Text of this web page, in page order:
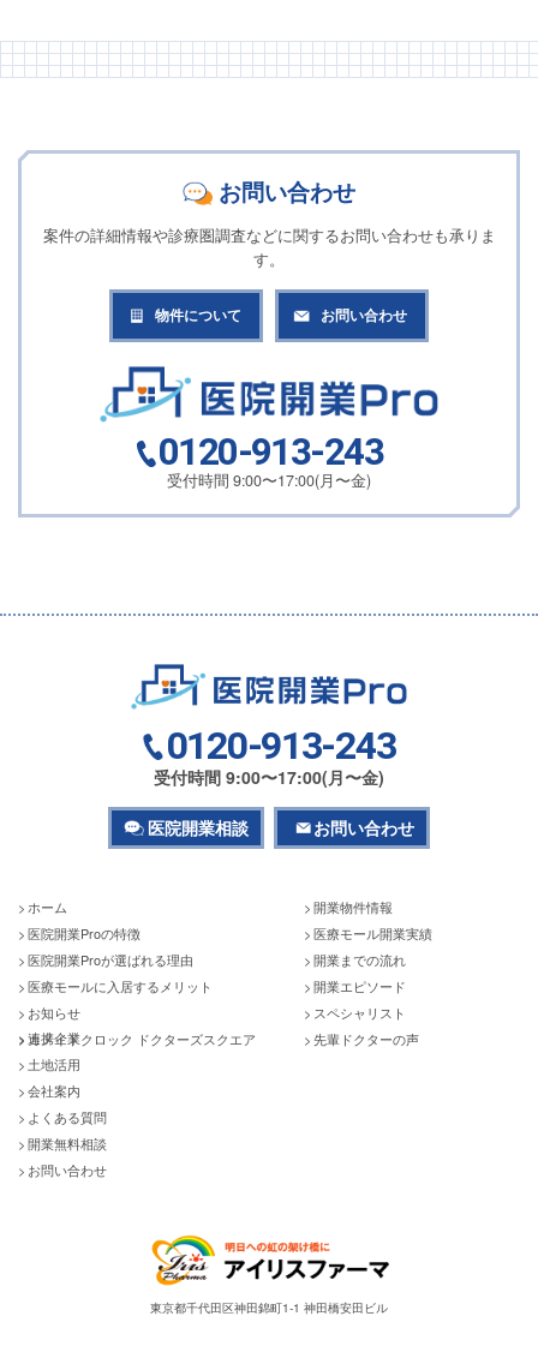
お問い合わせ
案件の詳細情報や診療圏調査などに関するお問い合わせも承りま
す。
物件について お問い合わせ
0120-913-243
受付時間 9:00〜17:00(月〜金)
0120-913-243
受付時間 9:00〜17:00(月〜金)
医院開業相談 お問い合わせ
ホーム
医院開業Proの特徴
医院開業Proが選ばれる理由
医療モールに入居するメリット
お知らせ
カメイドクロック ドクターズスクエア
開業物件情報
医療モール開業実績
開業までの流れ
開業エピソード
スペシャリスト
先輩ドクターの声
連携企業
土地活用
会社案内
よくある質問
開業無料相談
お問い合わせ
東京都千代田区神田錦町1-1 神田橋安田ビル